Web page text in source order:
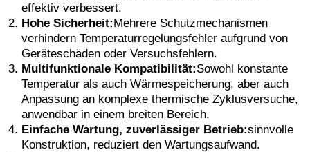
effektiv verbessert.
Hohe Sicherheit:Mehrere Schutzmechanismen
verhindern Temperaturregelungsfehler aufgrund von
Geräteschäden oder Versuchsfehlern.
Multifunktionale Kompatibilität:Sowohl konstante
Temperatur als auch Wärmespeicherung, aber auch
Anpassung an komplexe thermische Zyklusversuche,
anwendbar in einem breiten Bereich.
Einfache Wartung, zuverlässiger Betrieb:sinnvolle
Konstruktion, reduziert den Wartungsaufwand.